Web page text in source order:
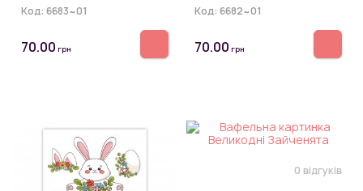
Код: 6683~01
70.00 грн
Код: 6682~01
70.00 грн
0 відгуків